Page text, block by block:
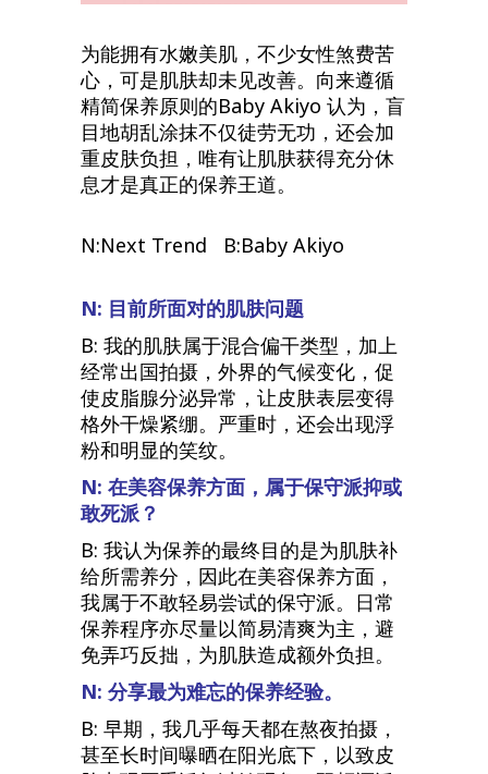
为能拥有水嫩美肌，不少女性煞费苦
心，可是肌肤却未见改善。向来遵循
精简保养原则的Baby Akiyo 认为，盲
目地胡乱涂抹不仅徒劳无功，还会加
重皮肤负担，唯有让肌肤获得充分休
息才是真正的保养王道。
N:Next Trend B:Baby Akiyo
N: 目前所面对的肌肤问题
B: 我的肌肤属于混合偏干类型，加上
经常出国拍摄，外界的气候变化，促
使皮脂腺分泌异常，让皮肤表层变得
格外干燥紧绷。严重时，还会出现浮
粉和明显的笑纹。
N: 在美容保养方面，属于保守派抑或
敢死派？
B: 我认为保养的最终目的是为肌肤补
给所需养分，因此在美容保养方面，
我属于不敢轻易尝试的保守派。日常
保养程序亦尽量以简易清爽为主，避
免弄巧反拙，为肌肤造成额外负担。
N: 分享最为难忘的保养经验。
B: 早期，我几乎每天都在熬夜拍摄，
甚至长时间曝晒在阳光底下，以致皮